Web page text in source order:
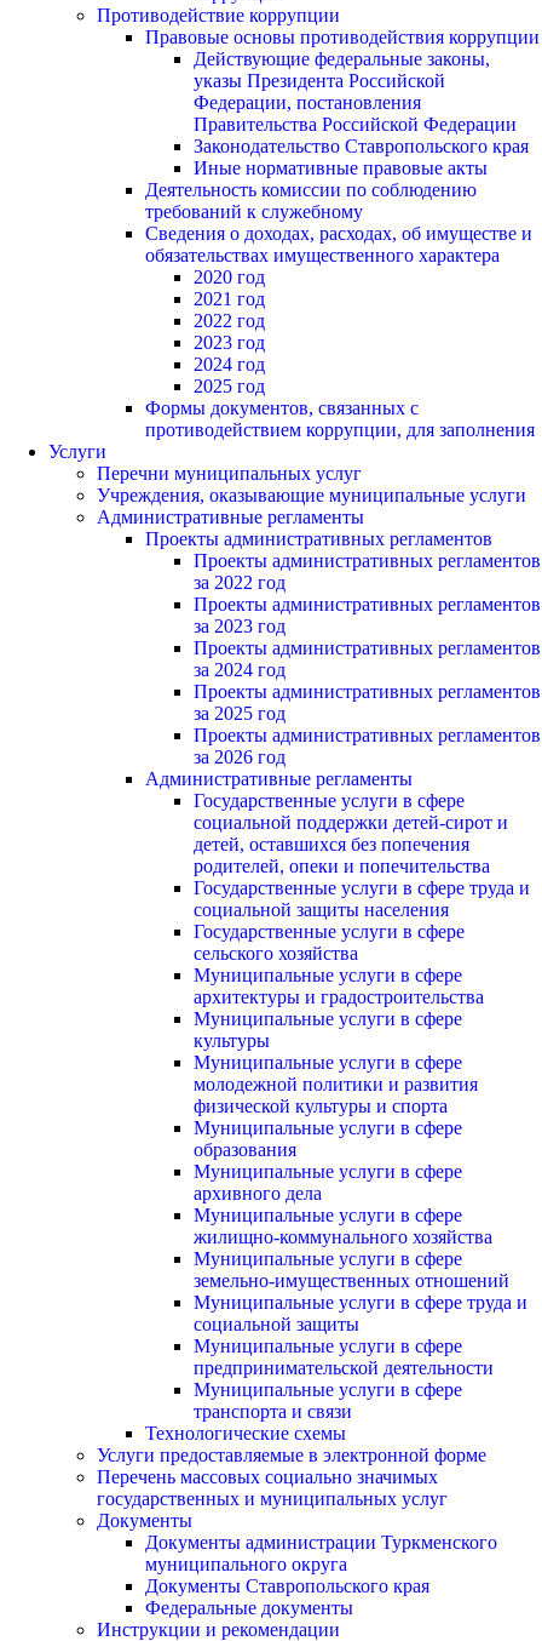
Противодействие коррупции
Правовые основы противодействия коррупции
Действующие федеральные законы,
указы Президента Российской
Федерации, постановления
Правительства Российской Федерации
Законодательство Ставропольского края
Иные нормативные правовые акты
Деятельность комиссии по соблюдению
требований к служебному
Сведения о доходах, расходах, об имуществе и
обязательствах имущественного характера
2020 год
2021 год
2022 год
2023 год
2024 год
2025 год
Формы документов, связанных с
противодействием коррупции, для заполнения
Услуги
Перечни муниципальных услуг
Учреждения, оказывающие муниципальные услуги
Административные регламенты
Проекты административных регламентов
Проекты административных регламентов
за 2022 год
Проекты административных регламентов
за 2023 год
Проекты административных регламентов
за 2024 год
Проекты административных регламентов
за 2025 год
Проекты административных регламентов
за 2026 год
Административные регламенты
Государственные услуги в сфере
социальной поддержки детей-сирот и
детей, оставшихся без попечения
родителей, опеки и попечительства
Государственные услуги в сфере труда и
социальной защиты населения
Государственные услуги в сфере
сельского хозяйства
Муниципальные услуги в сфере
архитектуры и градостроительства
Муниципальные услуги в сфере
культуры
Муниципальные услуги в сфере
молодежной политики и развития
физической культуры и спорта
Муниципальные услуги в сфере
образования
Муниципальные услуги в сфере
архивного дела
Муниципальные услуги в сфере
жилищно-коммунального хозяйства
Муниципальные услуги в сфере
земельно-имущественных отношений
Муниципальные услуги в сфере труда и
социальной защиты
Муниципальные услуги в сфере
предпринимательской деятельности
Муниципальные услуги в сфере
транспорта и связи
Технологические схемы
Услуги предоставляемые в электронной форме
Перечень массовых социально значимых
государственных и муниципальных услуг
Документы
Документы администрации Туркменского
муниципального округа
Документы Ставропольского края
Федеральные документы
Инструкции и рекомендации